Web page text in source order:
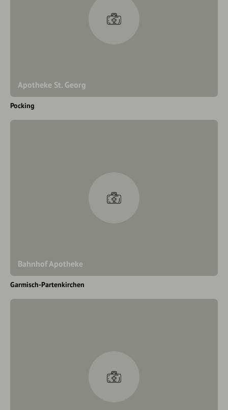
Apotheke St. Georg
Pocking
Bahnhof Apotheke
Garmisch-Partenkirchen